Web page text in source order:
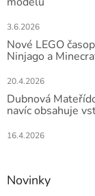
3.6.2026
Nové LEGO
Ninjago a
20.4.2026
Dubnová
navíc obsahuje
16.4.2026
Novinky